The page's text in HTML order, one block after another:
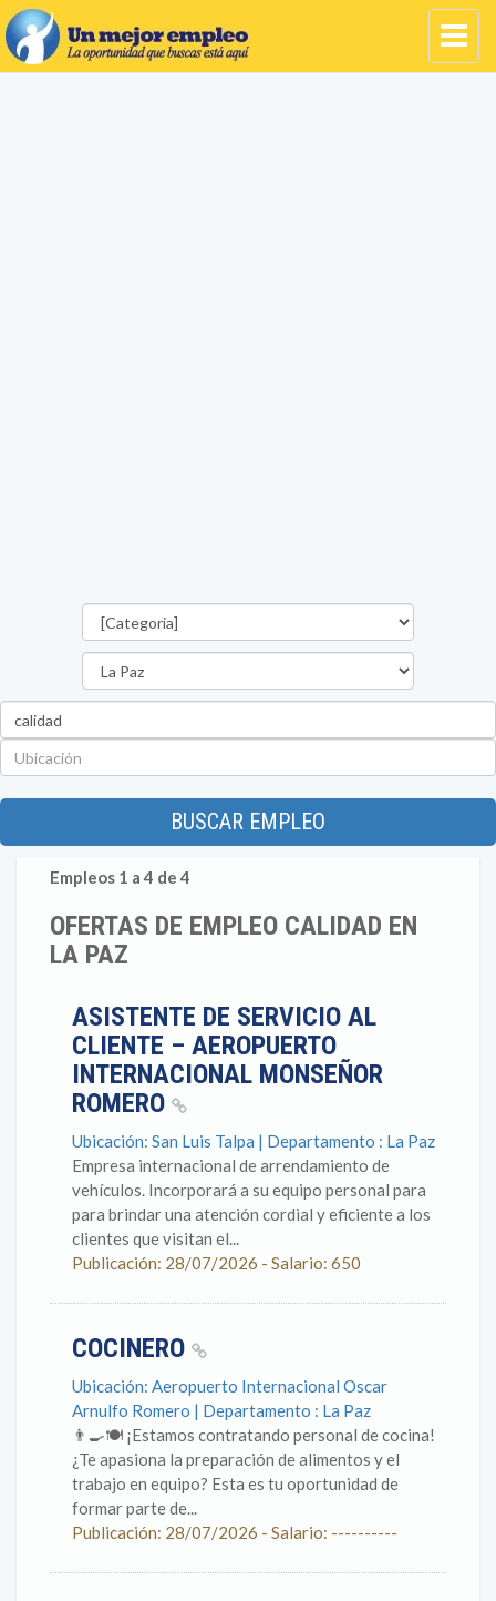
BUSCAR EMPLEO
Empleos 1 a 4 de 4
OFERTAS DE EMPLEO CALIDAD EN
LA PAZ
ASISTENTE DE SERVICIO AL
CLIENTE – AEROPUERTO
INTERNACIONAL MONSEÑOR
ROMERO
Ubicación: San Luis Talpa | Departamento : La Paz
Empresa internacional de arrendamiento de
vehículos. Incorporará a su equipo personal para
para brindar una atención cordial y eficiente a los
clientes que visitan el...
Publicación: 28/07/2026 - Salario: 650
COCINERO
Ubicación: Aeropuerto Internacional Oscar
Arnulfo Romero | Departamento : La Paz
👨‍🍳🍽️ ¡Estamos contratando personal de cocina!
¿Te apasiona la preparación de alimentos y el
trabajo en equipo? Esta es tu oportunidad de
formar parte de...
Publicación: 28/07/2026 - Salario: ----------